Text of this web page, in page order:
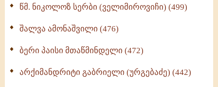
წმ. ნიკოლოზ სერბი (ველიმიროვიჩი) (499)
შალვა ამონაშვილი (476)
ბერი პაისი მთაწმინდელი (472)
არქიმანდრიტი გაბრიელი (ურგებაძე) (442)